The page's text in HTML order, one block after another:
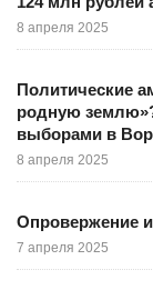
8 апреля 2025
Политические
родную
выборами в
8 апреля 2025
Опровержение
7 апреля 2025